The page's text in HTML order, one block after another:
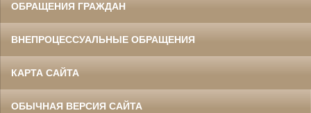
ОБРАЩЕНИЯ ГРАЖДАН
ВНЕПРОЦЕССУАЛЬНЫЕ ОБРАЩЕНИЯ
КАРТА САЙТА
ОБЫЧНАЯ ВЕРСИЯ САЙТА